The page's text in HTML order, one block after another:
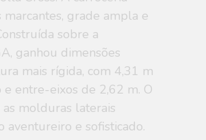
marcantes, grade ampla e
sobre a
ganhou dimensões
mais rígida, com 4,31 m
entre-eixos de 2,62 m. O
molduras laterais
aventureiro e sofisticado.